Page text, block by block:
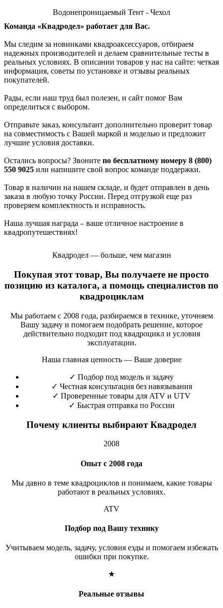
Водонепроницаемый Тент - Чехол
Команда «Квадродел» работает для Вас.
Мы следим за новинками квадроаксессуаров, отбираем
надежных производителей и делаем сравнительные тесты в
реальных условиях. В описании товаров у нас на сайте: четкая
информация, советы по установке и отзывы реальных
покупателей.
Рады, если наш труд был полезен, и сайт помог Вам
определиться с выбором.
Отправьте заказ, консультант дополнительно проверит товар
на совместимость с Вашей маркой и моделью и предложит
лучшие условия доставки.
Остались вопросы? Звоните по бесплатному номеру 8 (800)
550 9025 или напишите свой вопрос команде поддержки.
Товар в наличии на нашем складе, и будет отправлен в день
заказа в любую точку России. Перед отгрузкой еще раз
проверяем комплектность и исправность.
Наша лучшая награда – ваше отличное настроение в
квадропутешествиях!
Квадродел — больше, чем магазин
Покупая этот товар, Вы получаете не просто
позицию из каталога, а помощь специалистов по
квадроциклам
Мы работаем с 2008 года, разбираемся в технике, уточняем
Вашу задачу и помогаем подобрать решение, которое
действительно подходит под квадроцикл и условия
эксплуатации.
Наша главная ценность — Ваше доверие
✓ Подбор под модель и задачу
✓ Честная консультация без навязывания
✓ Проверенные товары для ATV и UTV
✓ Быстрая отправка по России
Почему клиенты выбирают Квадродел
2008
Опыт с 2008 года
Мы давно в теме квадроциклов и понимаем, какие товары
работают в реальных условиях.
ATV
Подбор под Вашу технику
Учитываем модель, задачу, условия езды и помогаем избежать
ошибки при покупке.
★
Реальные отзывы